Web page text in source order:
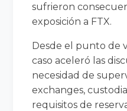
sufrieron
exposición a FTX.
Desde el punto de
caso aceleró las
necesidad de
exchanges,
requisitos de